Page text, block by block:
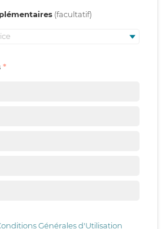
Générales d'Utilisation